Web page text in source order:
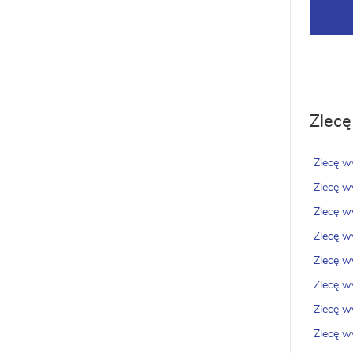
Zlecę
Zlecę
Zlecę
Zlecę
Zlecę
Zlecę
Zlecę
Zlecę